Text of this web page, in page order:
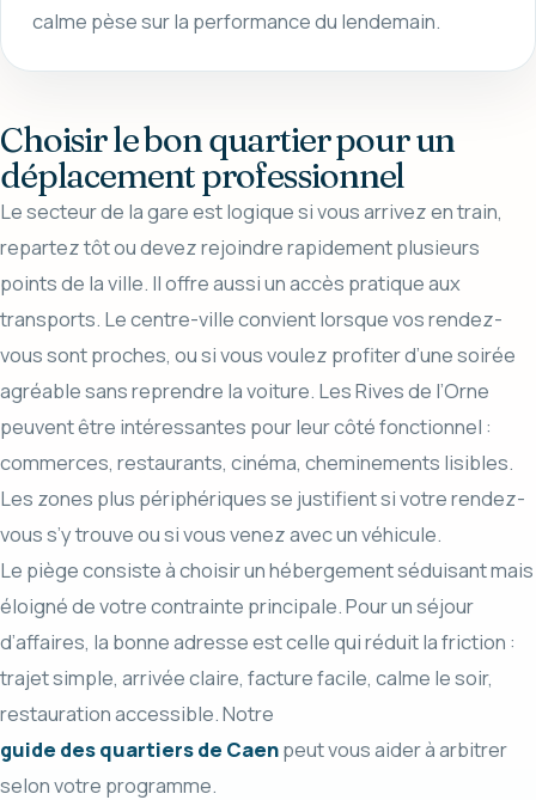
calme pèse sur la performance du lendemain.
Choisir le bon quartier pour un
déplacement professionnel
Le secteur de la gare est logique si vous arrivez en train,
repartez tôt ou devez rejoindre rapidement plusieurs
points de la ville. Il offre aussi un accès pratique aux
transports. Le centre-ville convient lorsque vos rendez-
vous sont proches, ou si vous voulez profiter d’une soirée
agréable sans reprendre la voiture. Les Rives de l’Orne
peuvent être intéressantes pour leur côté fonctionnel :
commerces, restaurants, cinéma, cheminements lisibles.
Les zones plus périphériques se justifient si votre rendez-
vous s’y trouve ou si vous venez avec un véhicule.
Le piège consiste à choisir un hébergement séduisant mais
éloigné de votre contrainte principale. Pour un séjour
d’affaires, la bonne adresse est celle qui réduit la friction :
trajet simple, arrivée claire, facture facile, calme le soir,
restauration accessible. Notre
guide des quartiers de Caenpeut vous aider à arbitrer
selon votre programme.